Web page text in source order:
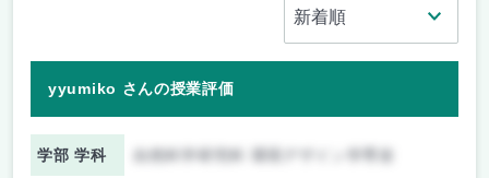
yyumiko さんの授業評価
学部 学科